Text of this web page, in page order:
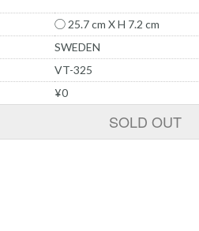
◯ 25.7 cm X H 7.2 cm
SWEDEN
VT-325
¥0
SOLD OUT